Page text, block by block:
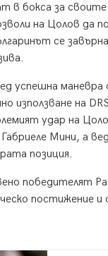
в бокса за
на Цолов да
се
успешна
използване на
удар на
Мини, а
позиция.
победителят
постижение и